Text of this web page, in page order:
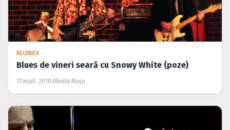
RECENZII
Blues de vineri seară cu Snowy White (poze)
17 mart. 2010·Mirela Roşu